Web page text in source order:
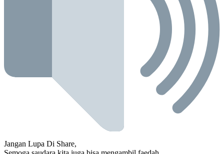
Jangan Lupa Di Share,